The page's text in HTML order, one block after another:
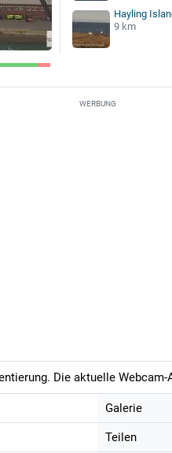
Hayling
9 km
WERBUNG
Die aktuelle
Galerie
Teilen